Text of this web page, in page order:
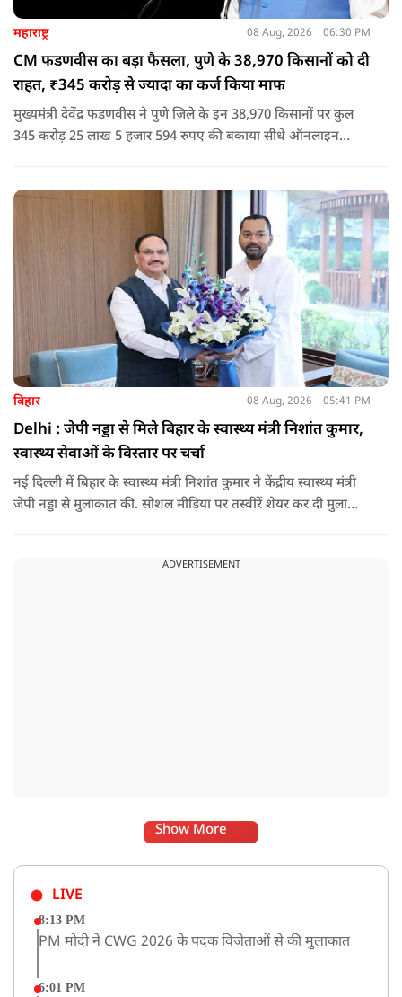
महाराष्ट्र 08 Aug, 2026 06:30 PM
CM फडणवीस का बड़ा फैसला, पुणे के 38,970 किसानों को दी
राहत, ₹345 करोड़ से ज्यादा का कर्ज किया माफ
मुख्यमंत्री देवेंद्र फडणवीस ने पुणे जिले के इन 38,970 किसानों पर कुल
345 करोड़ 25 लाख 5 हजार 594 रुपए की बकाया सीधे ऑनलाइन
बिहार 08 Aug, 2026 05:41 PM
Delhi : जेपी नड्डा से मिले बिहार के स्वास्थ्य मंत्री निशांत कुमार,
स्वास्थ्य सेवाओं के विस्तार पर चर्चा
नई दिल्ली में बिहार के स्वास्थ्य मंत्री निशांत कुमार ने केंद्रीय स्वास्थ्य मंत्री
जेपी नड्डा से मुलाकात की. सोशल मीडिया पर तस्वीरें शेयर कर दी मुलाकात
ADVERTISEMENT
Show More
LIVE
8:13 PM
PM मोदी ने CWG 2026 के पदक विजेताओं से की मुलाकात
6:01 PM